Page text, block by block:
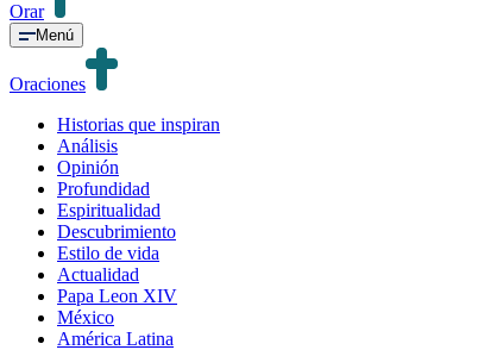
Orar
Menú
Oraciones
Historias que inspiran
Análisis
Opinión
Profundidad
Espiritualidad
Descubrimiento
Estilo de vida
Actualidad
Papa Leon XIV
México
América Latina